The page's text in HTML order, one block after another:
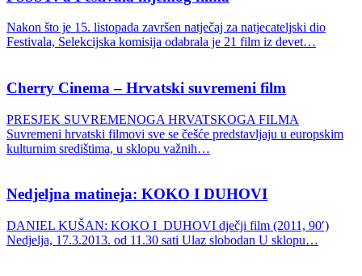
Nakon što je 15. listopada završen natječaj za natjecateljski dio
Festivala, Selekcijska komisija odabrala je 21 film iz devet…
Cherry Cinema – Hrvatski suvremeni film
PRESJEK SUVREMENOGA HRVATSKOGA FILMA
Suvremeni hrvatski filmovi sve se češće predstavljaju u europskim
kulturnim središtima, u sklopu važnih…
Nedjeljna matineja: KOKO I DUHOVI
DANIEL KUŠAN: KOKO I DUHOVI dječji film (2011, 90′)
Nedjelja, 17.3.2013. od 11.30 sati Ulaz slobodan U sklopu…